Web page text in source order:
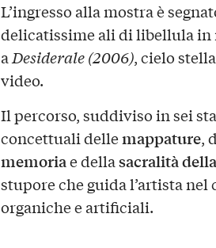
L’ingresso alla mostra è
delicatissime ali di libellula in
a Desiderale (2006), cielo
video.
Il percorso, suddiviso in sei
concettuali dellemappature,
memoriae dellasacralità
stupore che guida l’artista
organiche e artificiali.